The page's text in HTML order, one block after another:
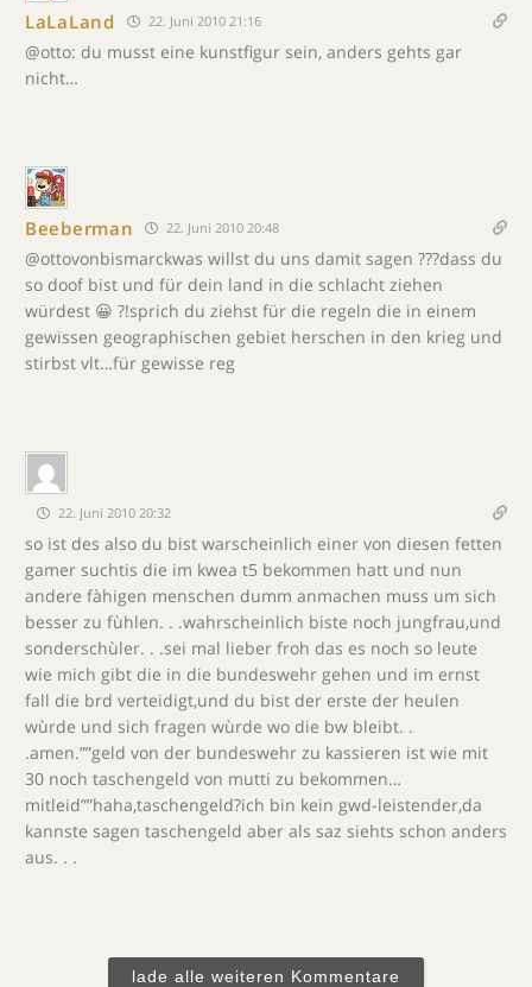
LaLaLand 22. Juni 2010 21:16
@otto: du musst eine kunstfigur sein, anders gehts gar
nicht…
Beeberman 22. Juni 2010 20:48
@ottovonbismarckwas willst du uns damit sagen ???dass du
so doof bist und für dein land in die schlacht ziehen
würdest 😀 ?!sprich du ziehst für die regeln die in einem
gewissen geographischen gebiet herschen in den krieg und
stirbst vlt…für gewisse reg
22. Juni 2010 20:32
so ist des also du bist warscheinlich einer von diesen fetten
gamer suchtis die im kwea t5 bekommen hatt und nun
andere fàhigen menschen dumm anmachen muss um sich
besser zu fùhlen. . .wahrscheinlich biste noch jungfrau,und
sonderschùler. . .sei mal lieber froh das es noch so leute
wie mich gibt die in die bundeswehr gehen und im ernst
fall die brd verteidigt,und du bist der erste der heulen
wùrde und sich fragen wùrde wo die bw bleibt. .
.amen.””geld von der bundeswehr zu kassieren ist wie mit
30 noch taschengeld von mutti zu bekommen…
mitleid””haha,taschengeld?ich bin kein gwd-leistender,da
kannste sagen taschengeld aber als saz siehts schon anders
aus. . .
lade alle weiteren Kommentare